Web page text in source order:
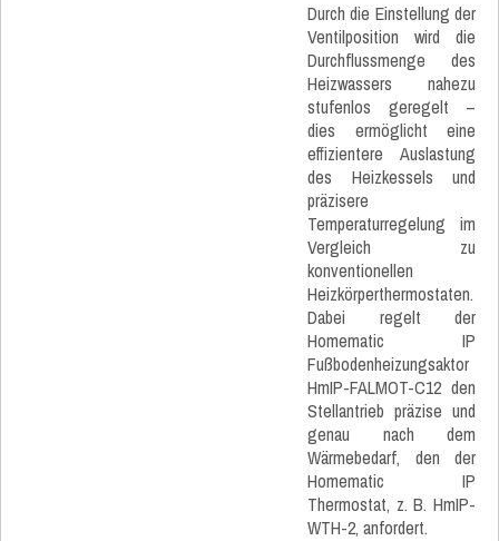
Durch die Einstellung der
Ventilposition wird die
Durchflussmenge des
Heizwassers nahezu
stufenlos geregelt –
dies ermöglicht eine
effizientere Auslastung
des Heizkessels und
präzisere
Temperaturregelung im
Vergleich zu
konventionellen
Heizkörperthermostaten.
Dabei regelt der
Homematic IP
Fußbodenheizungsaktor
HmIP-FALMOT-C12 den
Stellantrieb präzise und
genau nach dem
Wärmebedarf, den der
Homematic IP
Thermostat, z. B. HmIP-
WTH-2, anfordert.